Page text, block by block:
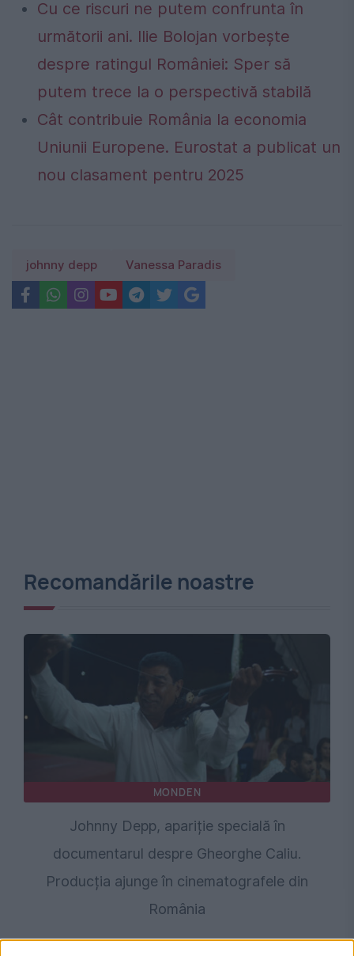
Cu ce riscuri ne putem confrunta în
următorii ani. Ilie Bolojan vorbește
despre ratingul României: Sper să
putem trece la o perspectivă stabilă
Cât contribuie România la economia
Uniunii Europene. Eurostat a publicat un
nou clasament pentru 2025
johnny depp Vanessa Paradis
Recomandările noastre
MONDEN
Johnny Depp, apariție specială în
documentarul despre Gheorghe Caliu.
Producția ajunge în cinematografele din
România